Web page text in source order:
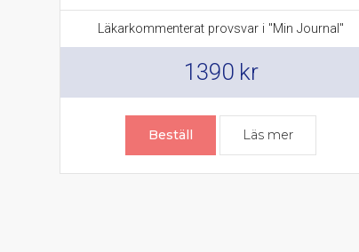
Läkarkommenterat provsvar i "Min Journal"
1390 kr
Beställ Läs mer